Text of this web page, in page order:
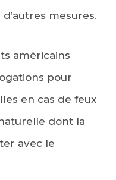
mesures.
américains
pour
en cas de feux
dont la
avec le